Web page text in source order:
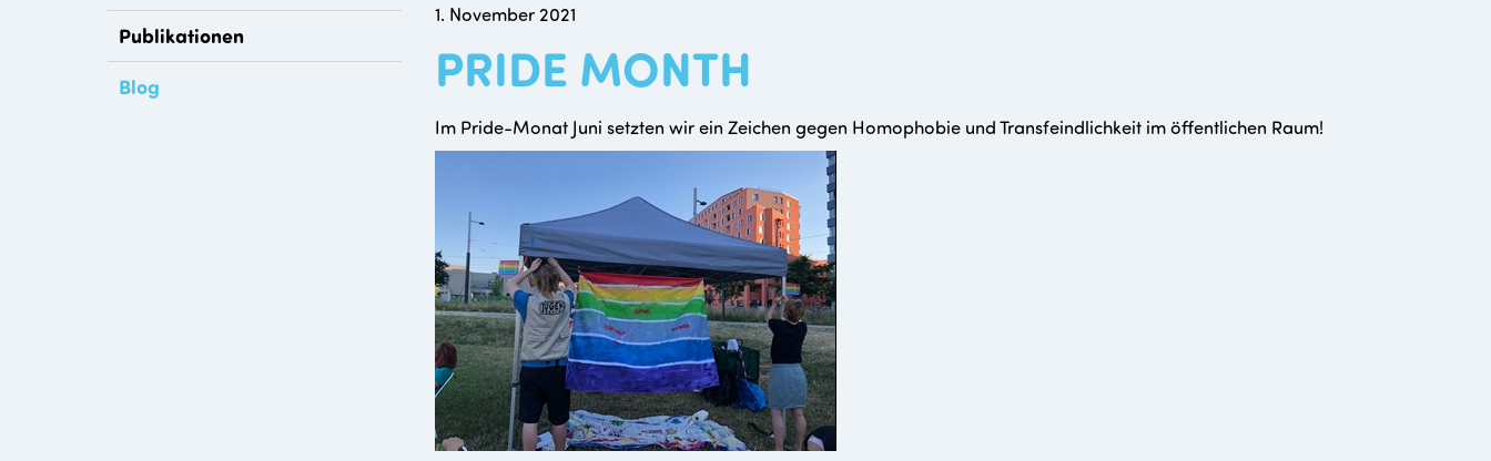
Publikationen
Blog
1. November 2021
PRIDE MONTH
Im Pride-Monat Juni setzten wir ein Zeichen gegen Homophobie und Transfeindlichkeit im öffentlichen Raum!